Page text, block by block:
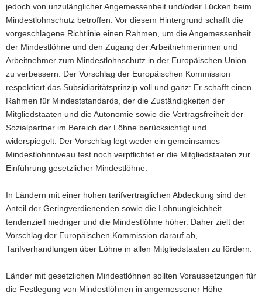
jedoch von unzulänglicher Angemessenheit und/oder Lücken beim
Mindestlohnschutz betroffen. Vor diesem Hintergrund schafft die
vorgeschlagene Richtlinie einen Rahmen, um die Angemessenheit
der Mindestlöhne und den Zugang der Arbeitnehmerinnen und
Arbeitnehmer zum Mindestlohnschutz in der Europäischen Union
zu verbessern. Der Vorschlag der Europäischen Kommission
respektiert das Subsidiaritätsprinzip voll und ganz: Er schafft einen
Rahmen für Mindeststandards, der die Zuständigkeiten der
Mitgliedstaaten und die Autonomie sowie die Vertragsfreiheit der
Sozialpartner im Bereich der Löhne berücksichtigt und
widerspiegelt. Der Vorschlag legt weder ein gemeinsames
Mindestlohnniveau fest noch verpflichtet er die Mitgliedstaaten zur
Einführung gesetzlicher Mindestlöhne.
In Ländern mit einer hohen tarifvertraglichen Abdeckung sind der
Anteil der Geringverdienenden sowie die Lohnungleichheit
tendenziell niedriger und die Mindestlöhne höher. Daher zielt der
Vorschlag der Europäischen Kommission darauf ab,
Tarifverhandlungen über Löhne in allen Mitgliedstaaten zu fördern.
Länder mit gesetzlichen Mindestlöhnen sollten Voraussetzungen für
die Festlegung von Mindestlöhnen in angemessener Höhe